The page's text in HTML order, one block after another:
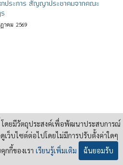
ประการ สัญญาประชาคมจากคณะ
าคม 2569
สุขุมวิท ซอยสุขุมวิท 55 (ทองหล่อ) แขวง คลองตันเหนือ
า กรุงเทพฯ 10110
3860 | E-mail :
contact@pridi.or.th
โดยมีวัตถุประสงค์เพื่อพัฒนาประสบการณ์
เว็บไซต์ต่อไปโดยไม่มีการปรับตั้งค่าใดๆ
กี้ของเรา เรียนรู้เพิ่มเติม ฉันยอมรับ